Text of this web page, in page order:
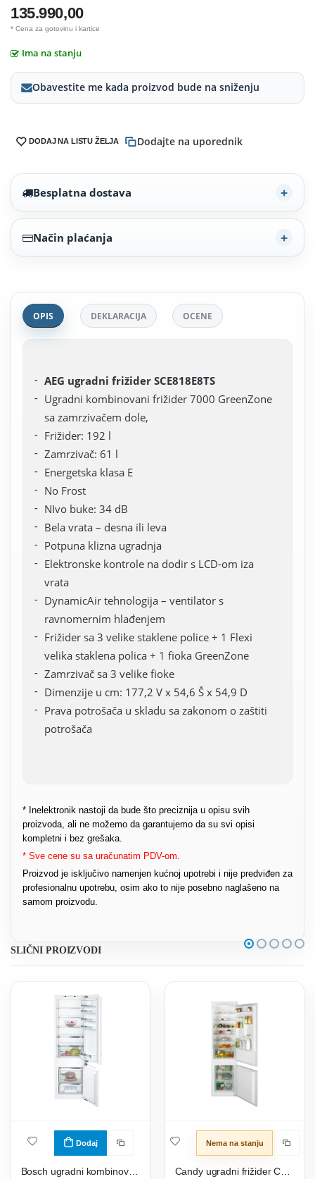
135.990,00
* Cena za gotovinu i kartice
Ima na stanju
Obavestite me kada proizvod bude na sniženju
DODAJ NA LISTU ŽELJA Dodajte na uporednik
Besplatna dostava
Način plaćanja
OPIS DEKLARACIJA OCENE
AEG ugradni frižider SCE818E8TS
Ugradni kombinovani frižider 7000 GreenZone
sa zamrzivačem dole,
Frižider: 192 l
Zamrzivač: 61 l
Energetska klasa E
No Frost
NIvo buke: 34 dB
Bela vrata – desna ili leva
Potpuna klizna ugradnja
Elektronske kontrole na dodir s LCD-om iza
vrata
DynamicAir tehnologija – ventilator s
ravnomernim hlađenjem
Frižider sa 3 velike staklene police + 1 Flexi
velika staklena polica + 1 fioka GreenZone
Zamrzivač sa 3 velike fioke
Dimenzije u cm: 177,2 V x 54,6 Š x 54,9 D
Prava potrošača u skladu sa zakonom o zaštiti
potrošača
* Inelektronik nastoji da bude što preciznija u opisu svih
proizvoda, ali ne možemo da garantujemo da su svi opisi
kompletni i bez grešaka.
* Sve cene su sa uračunatim PDV-om.
Proizvod je isključivo namenjen kućnoj upotrebi i nije predviđen za
profesionalnu upotrebu, osim ako to nije posebno naglašeno na
samom proizvodu.
SLIČNI PROIZVODI
Dodaj
Bosch ugradni kombinovani frižider KIS87AFE0
Nema na stanju